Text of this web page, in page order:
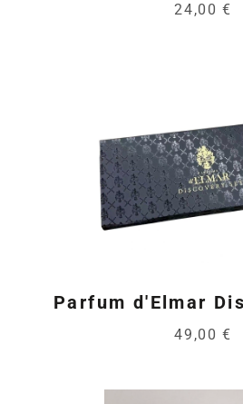
24,00 €
Parfum d'Elmar
49,00 €